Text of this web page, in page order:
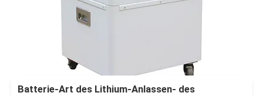
Batterie-Art des Lithium-Anlassen- des